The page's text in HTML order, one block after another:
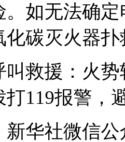
。如无法确
化碳灭火器扑
援：火势
打119报警，
社微信公